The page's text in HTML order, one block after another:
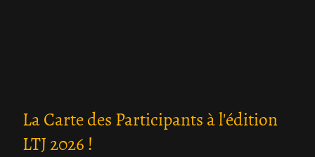
La Carte des Participants à l'édition
LTJ 2026 !